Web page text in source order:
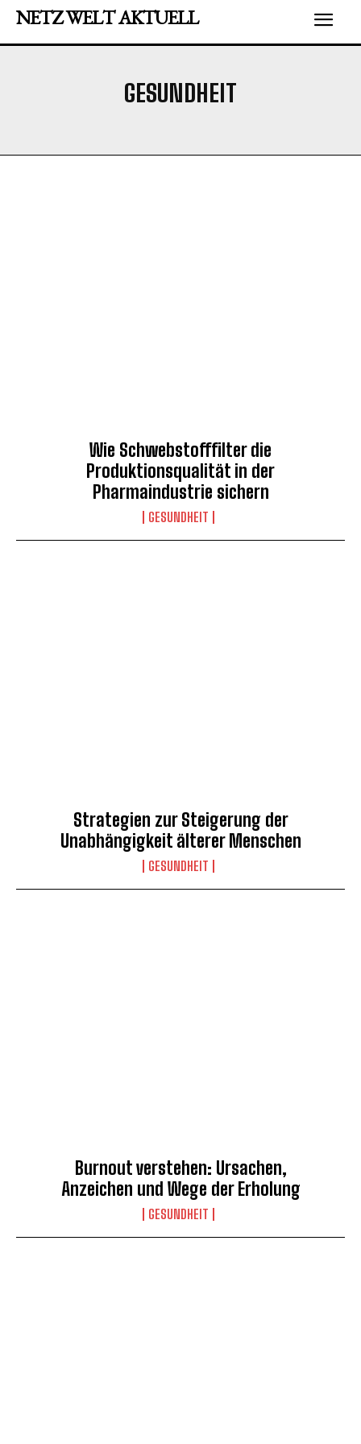
NETZ WELT AKTUELL
GESUNDHEIT
Wie Schwebstofffilter die
Produktionsqualität in der
Pharmaindustrie sichern
GESUNDHEIT
Strategien zur Steigerung der
Unabhängigkeit älterer Menschen
GESUNDHEIT
Burnout verstehen: Ursachen,
Anzeichen und Wege der Erholung
GESUNDHEIT